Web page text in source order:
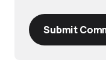
Submit